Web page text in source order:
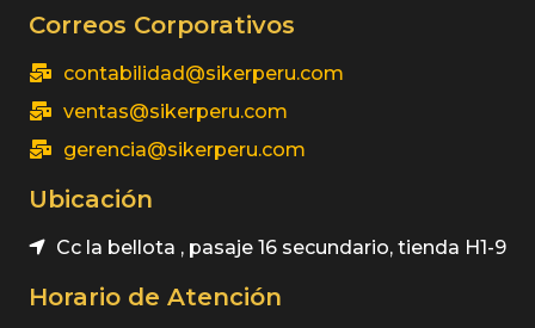
Protectores Auditivos
Seguridad Vial
Vestuario Laboral
Zapatos de Seguridad
Correos Corporativos
contabilidad@sikerperu.com
ventas@sikerperu.com
gerencia@sikerperu.com
Ubicación
Cc la bellota , pasaje 16 secundario, tienda H1-9
Horario de Atención